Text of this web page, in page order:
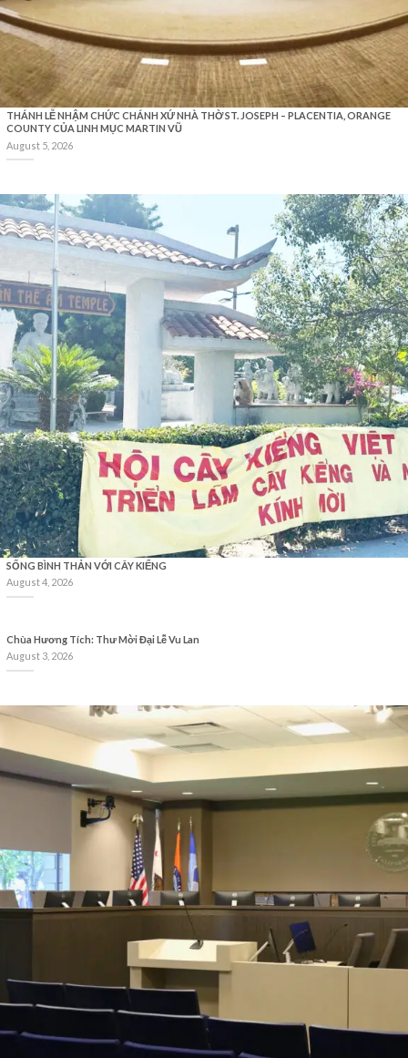
THÁNH LỄ NHẬM CHỨC CHÁNH XỨ NHÀ THỜ ST. JOSEPH – PLACENTIA, ORANGE
COUNTY CỦA LINH MỤC MARTIN VŨ
August 5, 2026
SỐNG BÌNH THẢN VỚI CÂY KIỂNG
August 4, 2026
Chùa Hương Tích: Thư Mời Đại Lễ Vu Lan
August 3, 2026